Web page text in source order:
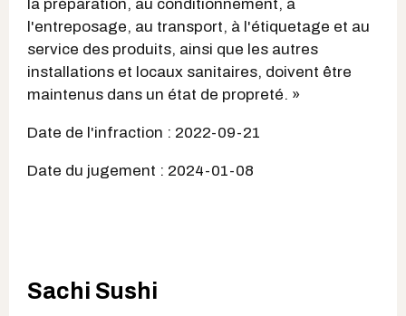
la préparation, au conditionnement, à
l'entreposage, au transport, à l'étiquetage et au
service des produits, ainsi que les autres
installations et locaux sanitaires, doivent être
maintenus dans un état de propreté. »
Date de l'infraction : 2022-09-21
Date du jugement : 2024-01-08
Sachi Sushi